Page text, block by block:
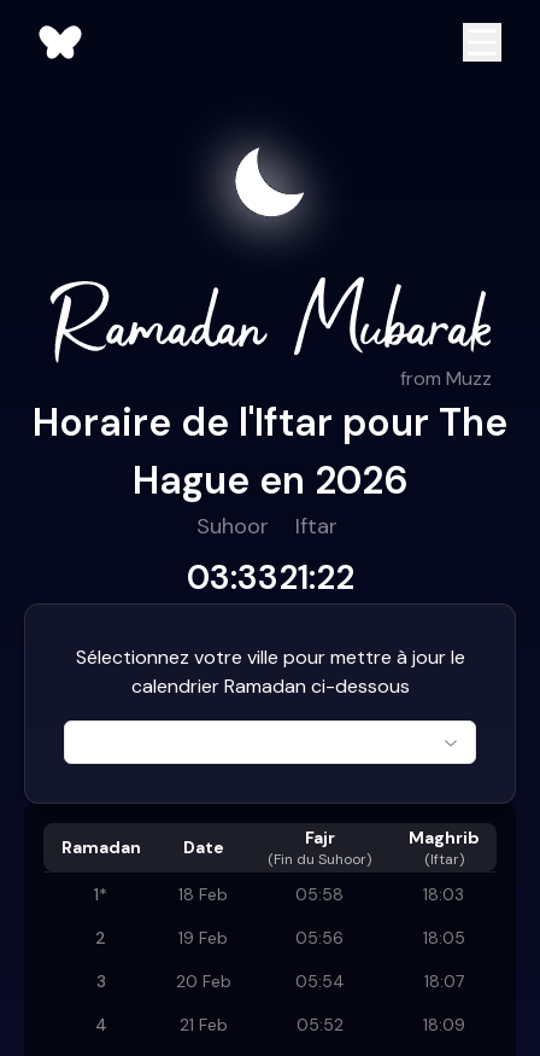
from Muzz
Horaire de l'Iftar pour The
Hague en 2026
Suhoor
03:33
Iftar
21:22
Sélectionnez votre ville pour mettre à jour le
calendrier Ramadan ci-dessous
Ramadan Date Fajr
(Fin du Suhoor)
Maghrib
(Iftar)
1* 18 Feb 05:58
18:03
2
19 Feb 05:56
18:05
3
20 Feb 05:54
18:07
4
21 Feb 05:52
18:09